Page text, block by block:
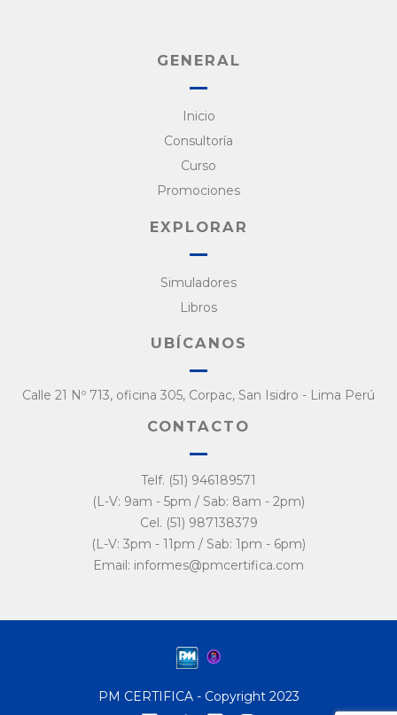
GENERAL
Inicio
Consultoría
Curso
Promociones
EXPLORAR
Simuladores
Libros
UBÍCANOS
Calle 21 Nº 713, oficina 305, Corpac, San Isidro - Lima Perú
CONTACTO
Telf. (51) 946189571
(L-V: 9am - 5pm / Sab: 8am - 2pm)
Cel. (51) 987138379
(L-V: 3pm - 11pm / Sab: 1pm - 6pm)
Email: informes@pmcertifica.com
PM CERTIFICA - Copyright 2023